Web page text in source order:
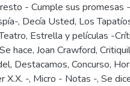
- Cumple sus promesas -
, Decía Usted, Los
Estrella y películas -
hace, Joan Crawford,
Destacamos, Concurso,
X.X. -, Micro - Notas -, Se